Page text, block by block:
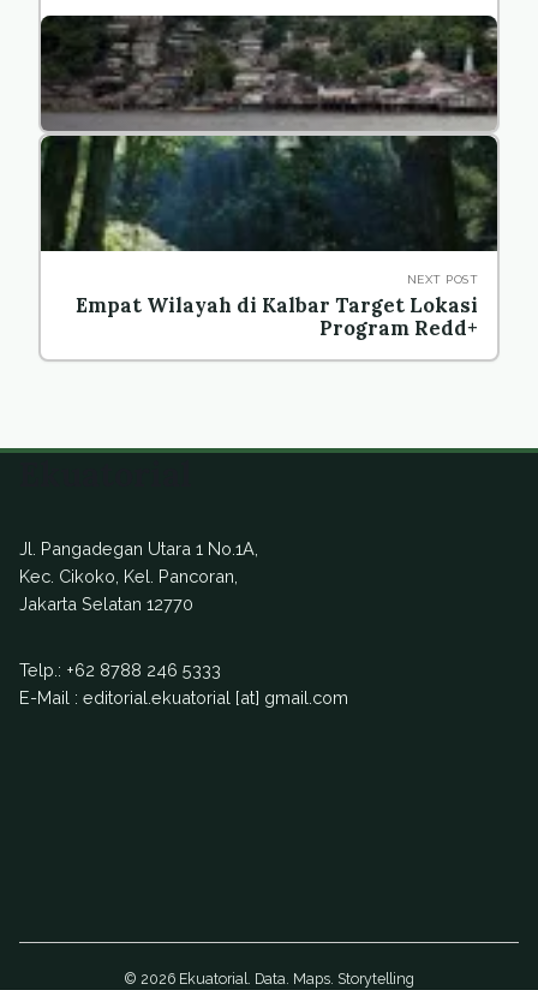
NEXT POST
Empat Wilayah di Kalbar Target Lokasi
Program Redd+
Jl. Pangadegan Utara 1 No.1A,
Kec. Cikoko, Kel. Pancoran,
Jakarta Selatan 12770
Telp.: +62 8788 246 5333
E-Mail : editorial.ekuatorial [at] gmail.com
© 2026 Ekuatorial. Data. Maps. Storytelling